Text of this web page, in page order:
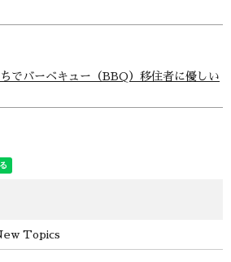
でバーベキュー（BBQ）移住者に優しい
Topics